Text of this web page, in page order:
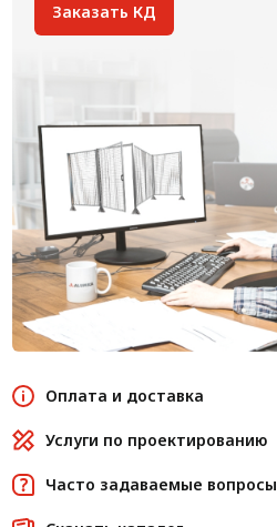
Заказать КД
Оплата и доставка
Услуги по проектированию
Часто задаваемые вопросы